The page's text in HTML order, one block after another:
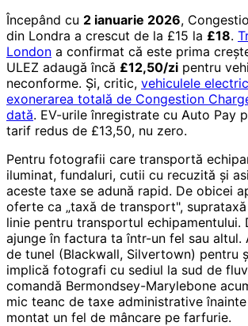
Începând cu 2 ianuarie 2026,
din Londra a crescut de la £15 la £18.
London a confirmat că este prima
ULEZ adaugă încă £12,50/zi pentru
neconforme. Și, critic, vehiculele
exonerarea totală de Congestion
dată. EV-urile înregistrate cu Auto Pay
tarif redus de £13,50, nu zero.
Pentru fotografii care transportă
iluminat, fundaluri, cutii cu recuzită și
aceste taxe se adună rapid. De obicei
oferte ca „taxă de transport",
linie pentru transportul echipamentului.
ajunge în factura ta într-un fel sau altul.
de tunel (Blackwall, Silvertown) pentru
implică fotografi cu sediul la sud de
comandă Bermondsey-Marylebone
mic teanc de taxe administrative
montat un fel de mâncare pe farfurie.